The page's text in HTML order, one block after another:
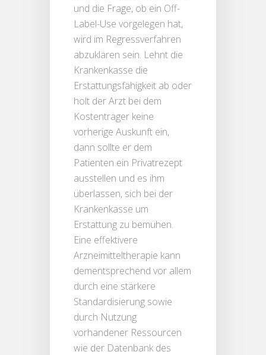
und die Frage, ob ein Off-
Label-Use vorgelegen hat,
wird im Regressverfahren
abzuklären sein. Lehnt die
Krankenkasse die
Erstattungsfähigkeit ab oder
holt der Arzt bei dem
Kostenträger keine
vorherige Auskunft ein,
dann sollte er dem
Patienten ein Privatrezept
ausstellen und es ihm
überlassen, sich bei der
Krankenkasse um
Erstattung zu bemühen.
Eine effektivere
Arzneimitteltherapie kann
dementsprechend vor allem
durch eine stärkere
Standardisierung sowie
durch Nutzung
vorhandener Ressourcen
wie der Datenbank des